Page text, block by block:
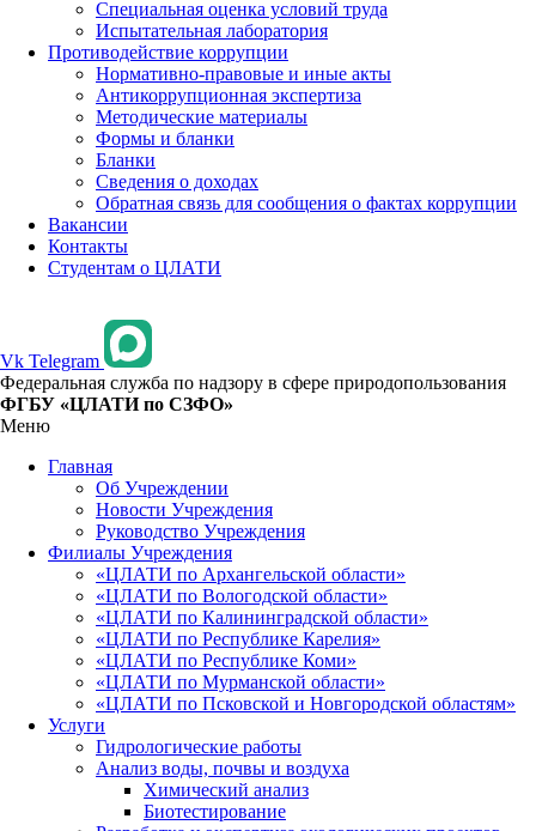
Специальная оценка условий труда
Испытательная лаборатория
Противодействие коррупции
Нормативно-правовые и иные акты
Антикоррупционная экспертиза
Методические материалы
Формы и бланки
Бланки
Сведения о доходах
Обратная связь для сообщения о фактах коррупции
Вакансии
Контакты
Студентам о ЦЛАТИ
Vk Telegram
Федеральная служба по надзору в сфере природопользования
ФГБУ «ЦЛАТИ по СЗФО»
Меню
Главная
Об Учреждении
Новости Учреждения
Руководство Учреждения
Филиалы Учреждения
«ЦЛАТИ по Архангельской области»
«ЦЛАТИ по Вологодской области»
«ЦЛАТИ по Калининградской области»
«ЦЛАТИ по Республике Карелия»
«ЦЛАТИ по Республике Коми»
«ЦЛАТИ по Мурманской области»
«ЦЛАТИ по Псковской и Новгородской областям»
Услуги
Гидрологические работы
Анализ воды, почвы и воздуха
Химический анализ
Биотестирование